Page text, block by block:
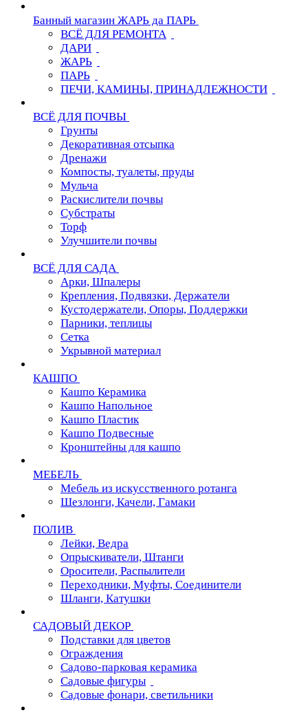
Банный магазин ЖАРЬ да ПАРЬ
ВСЁ ДЛЯ РЕМОНТА
ДАРИ
ЖАРЬ
ПАРЬ
ПЕЧИ, КАМИНЫ, ПРИНАДЛЕЖНОСТИ
ВСЁ ДЛЯ ПОЧВЫ
Грунты
Декоративная отсыпка
Дренажи
Компосты, туалеты, пруды
Мульча
Раскислители почвы
Субстраты
Торф
Улучшители почвы
ВСЁ ДЛЯ САДА
Арки, Шпалеры
Крепления, Подвязки, Держатели
Кустодержатели, Опоры, Поддержки
Парники, теплицы
Сетка
Укрывной материал
КАШПО
Кашпо Керамика
Кашпо Напольное
Кашпо Пластик
Кашпо Подвесные
Кронштейны для кашпо
МЕБЕЛЬ
Мебель из искусственного ротанга
Шезлонги, Качели, Гамаки
ПОЛИВ
Лейки, Ведра
Опрыскиватели, Штанги
Оросители, Распылители
Переходники, Муфты, Соединители
Шланги, Катушки
САДОВЫЙ ДЕКОР
Подставки для цветов
Ограждения
Садово-парковая керамика
Садовые фигуры
Садовые фонари, светильники